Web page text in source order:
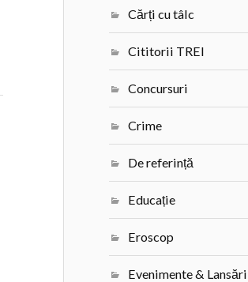
Cărți cu tâlc
Cititorii TREI
Concursuri
Crime
De referință
Educație
Eroscop
Evenimente & Lansări